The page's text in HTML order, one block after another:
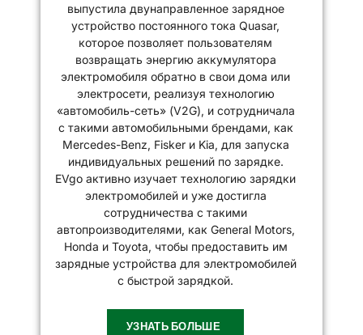
выпустила двунаправленное зарядное
устройство постоянного тока Quasar,
которое позволяет пользователям
возвращать энергию аккумулятора
электромобиля обратно в свои дома или
электросети, реализуя технологию
«автомобиль-сеть» (V2G), и сотрудничала
с такими автомобильными брендами, как
Mercedes-Benz, Fisker и Kia, для запуска
индивидуальных решений по зарядке.
EVgo активно изучает технологию зарядки
электромобилей и уже достигла
сотрудничества с такими
автопроизводителями, как General Motors,
Honda и Toyota, чтобы предоставить им
зарядные устройства для электромобилей
с быстрой зарядкой.
УЗНАТЬ БОЛЬШЕ